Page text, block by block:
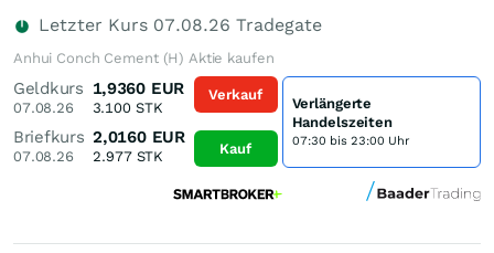
Letzter Kurs 07.08.26 Tradegate
Anhui Conch Cement (H) Aktie kaufen
Geldkurs
07.08.26
1,9360 EUR
3.100STK
Briefkurs
07.08.26
2,0160 EUR
2.977STK
Verkauf
Kauf
Verlängerte
Handelszeiten
07:30 bis 23:00 Uhr